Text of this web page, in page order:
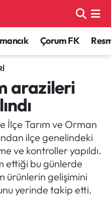
Çorum FK
arazileri
İlçe Tarım ve Orman
ilçe genelindeki
ve kontroller yapıldı.
ettiği bu günlerde
ürünlerin gelişimini
yerinde takip etti.
ve Fikstür